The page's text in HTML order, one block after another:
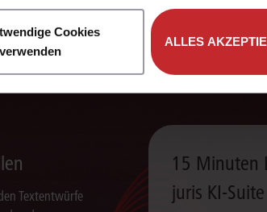
Cookies
verwenden
ALLES
zu erkennen und
weitere Bearbeitung
sich auf die
juris Datenraums
Textentwürfe
15 Minuten
juris KI-Suite